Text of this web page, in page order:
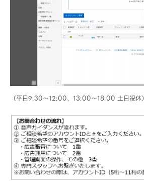
（平日9:30～12:00、13:00～18:00 土日祝休）